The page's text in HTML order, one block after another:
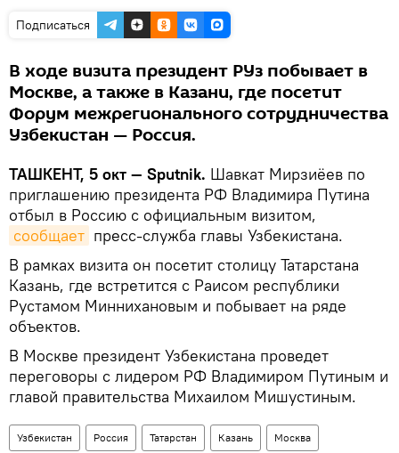
Подписаться
В ходе визита президент РУз побывает в
Москве, а также в Казани, где посетит
Форум межрегионального сотрудничества
Узбекистан — Россия.
ТАШКЕНТ, 5 окт — Sputnik. Шавкат Мирзиёев по
приглашению президента РФ Владимира Путина
отбыл в Россию с официальным визитом,
сообщает пресс-служба главы Узбекистана.
В рамках визита он посетит столицу Татарстана
Казань, где встретится с Раисом республики
Рустамом Миннихановым и побывает на ряде
объектов.
В Москве президент Узбекистана проведет
переговоры с лидером РФ Владимиром Путиным и
главой правительства Михаилом Мишустиным.
Узбекистан Россия Татарстан Казань Москва